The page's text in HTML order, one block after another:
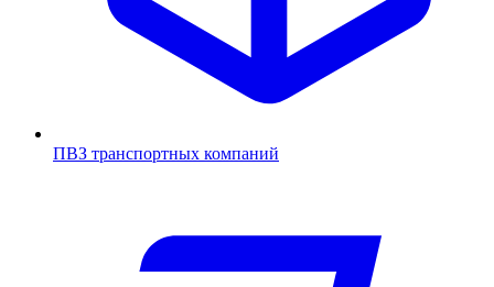
ПВЗ транспортных компаний